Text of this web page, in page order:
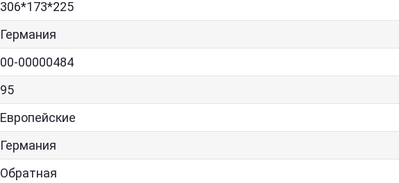
306*173*225
Германия
00-00000484
95
Европейские
Германия
Обратная